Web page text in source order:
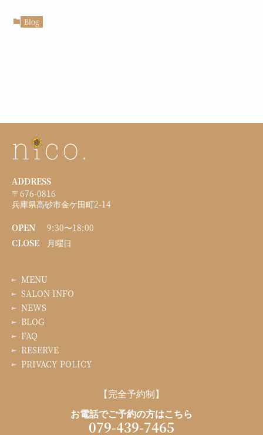
Blog
ADDRESS
〒676-0816
兵庫県高砂市金ケ田町2-14
OPEN
9:30〜18:00
CLOSE
月曜日
MENU
SALON INFO
NEWS
BLOG
FAQ
RESERVE
PRIVACY POLICY
【完全予約制】
お電話でご予約の方はこちら
079-439-7465